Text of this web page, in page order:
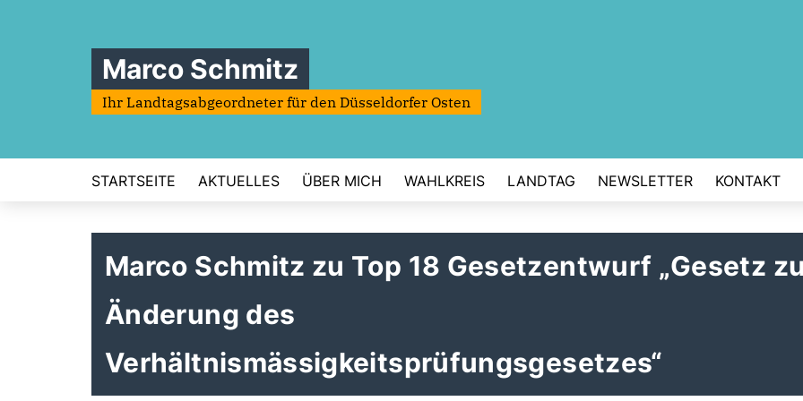
Marco Schmitz
Ihr Landtagsabgeordneter für den Düsseldorfer Osten
STARTSEITE AKTUELLES ÜBER MICH WAHLKREIS LANDTAG NEWSLETTER KONTAKT
Marco Schmitz zu Top 18 Gesetzentwurf „Gesetz
Änderung des
Verhältnismässigkeitsprüfungsgesetzes“